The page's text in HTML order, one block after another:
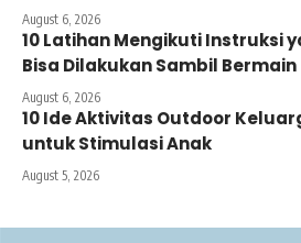
August 6, 2026
10 Latihan Mengikuti Instruksi
Bisa Dilakukan Sambil Bermain
August 6, 2026
10 Ide Aktivitas Outdoor
untuk Stimulasi Anak
August 5, 2026